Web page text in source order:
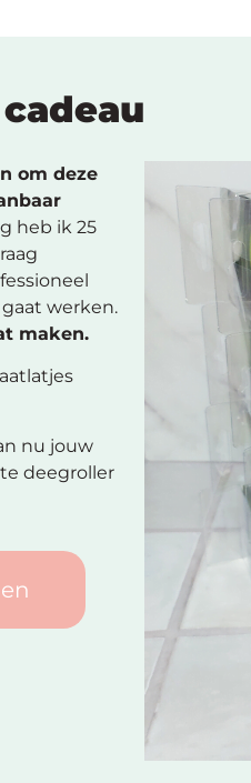
om deze
heb ik 25
werken.
maken.
nu jouw
deegroller